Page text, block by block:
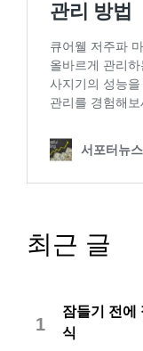
최근 글
1
잠들기 전에
식